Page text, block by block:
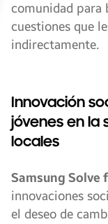
comunidad para
cuestiones que
indirectamente.
Innovación
jóvenes en la
locales
Samsung Solve
innovaciones
el deseo de